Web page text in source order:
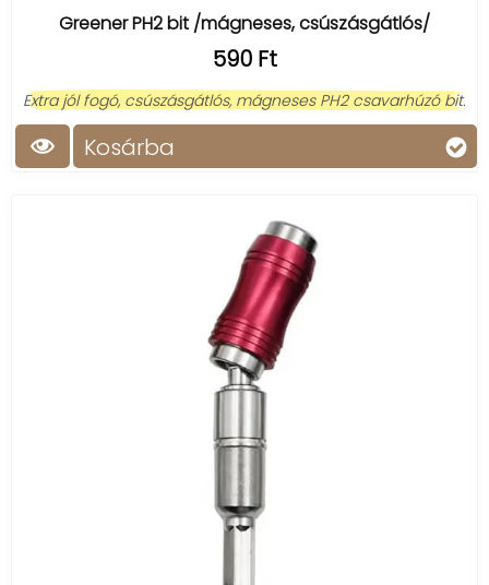
Greener PH2 bit /mágneses, csúszásgátlós/
590 Ft
Extra jól fogó, csúszásgátlós, mágneses PH2 csavarhúzó bit.
Kosárba